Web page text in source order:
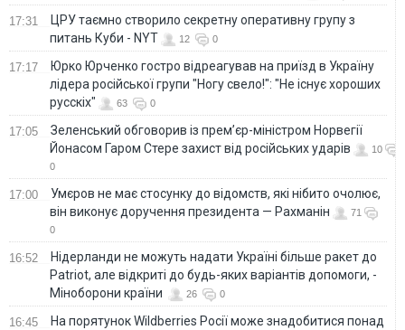
17:31
ЦРУ таємно створило секретну оперативну групу з
питань Куби - NYT
12 0
17:17
Юрко Юрченко гостро відреагував на приїзд в Україну
лідера російської групи "Ногу свело!": "Не існує хороших
русскіх"
63 0
17:05
Зеленський обговорив із прем’єр-міністром Норвегії
Йонасом Гаром Стере захист від російських ударів
10
0
17:00
Умєров не має стосунку до відомств, які нібито очолює,
він виконує доручення президента — Рахманін
71
0
16:52
Нідерланди не можуть надати Україні більше ракет до
Patriot, але відкриті до будь-яких варіантів допомоги, -
Міноборони країни
26 0
16:45
На порятунок Wildberries Росії може знадобитися понад